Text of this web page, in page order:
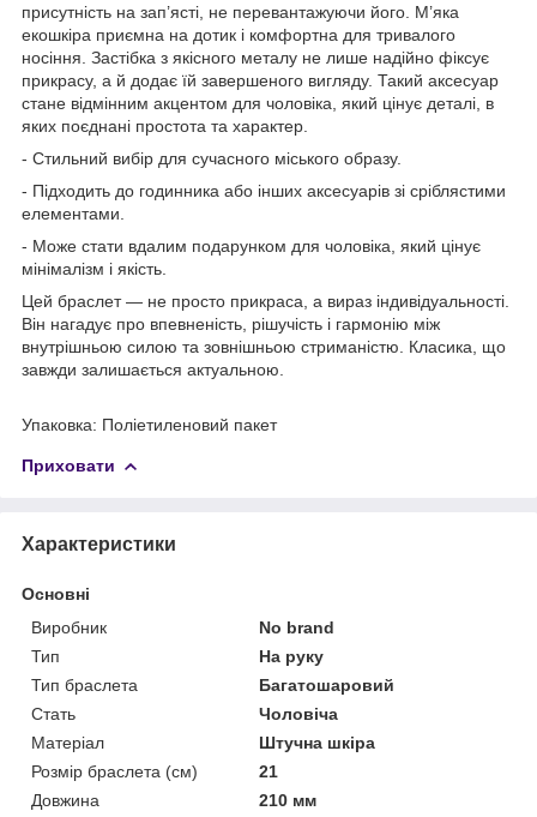
присутність на зап’ясті, не перевантажуючи його. М’яка
екошкіра приємна на дотик і комфортна для тривалого
носіння. Застібка з якісного металу не лише надійно фіксує
прикрасу, а й додає їй завершеного вигляду. Такий аксесуар
стане відмінним акцентом для чоловіка, який цінує деталі, в
яких поєднані простота та характер.
- Стильний вибір для сучасного міського образу.
- Підходить до годинника або інших аксесуарів зі сріблястими
елементами.
- Може стати вдалим подарунком для чоловіка, який цінує
мінімалізм і якість.
Цей браслет — не просто прикраса, а вираз індивідуальності.
Він нагадує про впевненість, рішучість і гармонію між
внутрішньою силою та зовнішньою стриманістю. Класика, що
завжди залишається актуальною.
Упаковка: Поліетиленовий пакет
Приховати
Характеристики
Основні
Виробник
No brand
Тип
На руку
Тип браслета
Багатошаровий
Стать
Чоловіча
Матеріал
Штучна шкіра
Розмір браслета (см)
21
Довжина
210 мм